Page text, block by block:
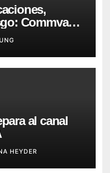
Commvault
en
al canal
HEYDER